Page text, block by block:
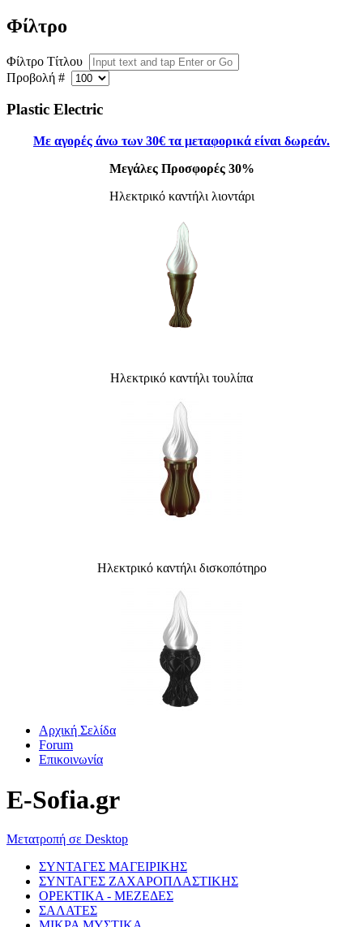
Φίλτρο
Φίλτρο Τίτλου
Προβολή #
Plastic Electric
Με αγορές άνω των 30€ τα μεταφορικά είναι δωρεάν.
Μεγάλες Προσφορές 30%
Ηλεκτρικό καντήλι λιοντάρι
Ηλεκτρικό καντήλι τουλίπα
Ηλεκτρικό καντήλι δισκοπότηρο
Αρχική Σελίδα
Forum
Επικοινωνία
E-Sofia.gr
Μετατροπή σε Desktop
ΣΥΝΤΑΓΕΣ ΜΑΓΕΙΡΙΚΗΣ
ΣΥΝΤΑΓΕΣ ΖΑΧΑΡΟΠΛΑΣΤΙΚΗΣ
ΟΡΕΚΤΙΚΑ - ΜΕΖΕΔΕΣ
ΣΑΛΑΤΕΣ